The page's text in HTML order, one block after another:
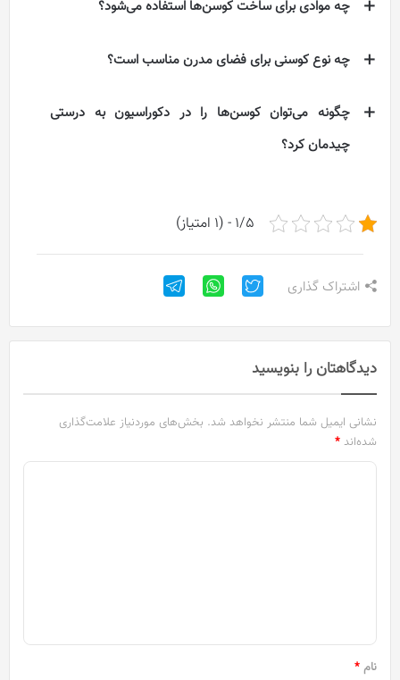
چه موادی برای ساخت کوسن‌ها استفاده می‌شود؟
چه نوع کوسنی برای فضای مدرن مناسب است؟
چگونه می‌توان کوسن‌ها را در دکوراسیون به درستی
چیدمان کرد؟
1/5 - (1 امتیاز)
اشتراک گذاری
دیدگاهتان را بنویسید
نشانی ایمیل شما منتشر نخواهد شد. بخش‌های موردنیاز علامت‌گذاری
شده‌اند *
نام *